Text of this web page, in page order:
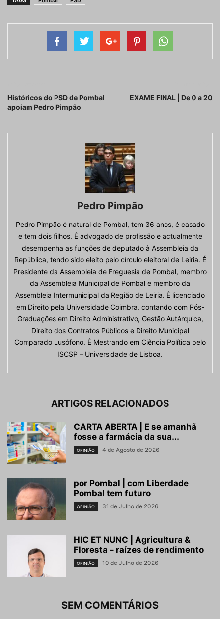
Históricos do PSD de Pombal
apoiam Pedro Pimpão
EXAME FINAL | De 0 a 20
Pedro Pimpão
Pedro Pimpão é natural de Pombal, tem 36 anos, é casado
e tem dois filhos. É advogado de profissão e actualmente
desempenha as funções de deputado à Assembleia da
República, tendo sido eleito pelo círculo eleitoral de Leiria. É
Presidente da Assembleia de Freguesia de Pombal, membro
da Assembleia Municipal de Pombal e membro da
Assembleia Intermunicipal da Região de Leiria. É licenciado
em Direito pela Universidade Coimbra, contando com Pós-
Graduações em Direito Administrativo, Gestão Autárquica,
Direito dos Contratos Públicos e Direito Municipal
Comparado Lusófono. É Mestrando em Ciência Política pelo
ISCSP – Universidade de Lisboa.
ARTIGOS RELACIONADOS
CARTA ABERTA | E se amanhã
fosse a farmácia da sua...
OPINIÃO 4 de Agosto de 2026
por Pombal | com Liberdade
Pombal tem futuro
OPINIÃO 31 de Julho de 2026
HIC ET NUNC | Agricultura &
Floresta – raízes de rendimento
OPINIÃO 10 de Julho de 2026
SEM COMENTÁRIOS